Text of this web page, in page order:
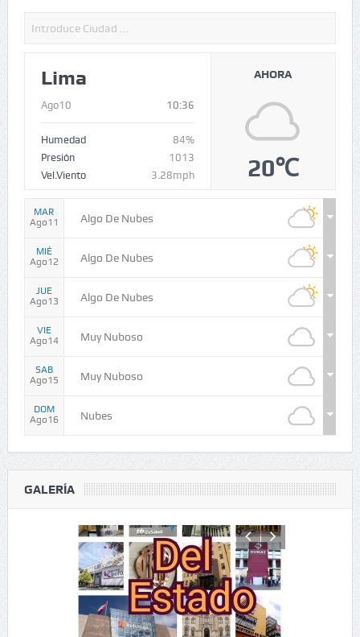
Lima
Ago10 10:36
Humedad
84%
Presión
1013
Vel.Viento
3.28mph
AHORA
20℃
MAR
Ago11
Algo De Nubes
MIÉ
Ago12
Algo De Nubes
JUE
Ago13
Algo De Nubes
VIE
Ago14
Muy Nuboso
SAB
Ago15
Muy Nuboso
DOM
Ago16
Nubes
GALERÍA